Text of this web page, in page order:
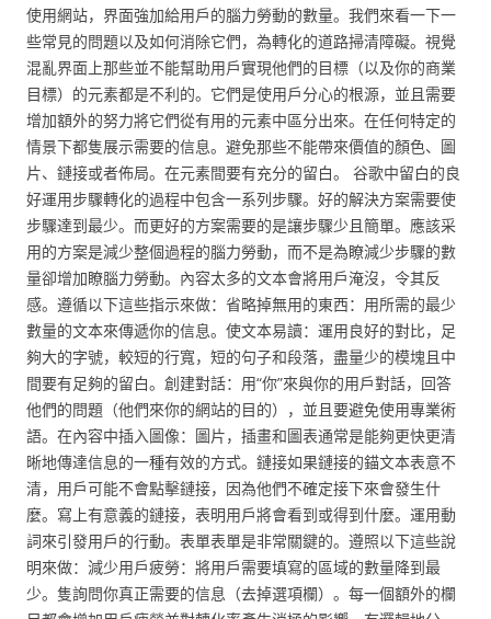
使用網站，界面強加給用戶的腦力勞動的數量。我們來看一下一
些常見的問題以及如何消除它們，為轉化的道路掃清障礙。視覺
混亂界面上那些並不能幫助用戶實現他們的目標（以及你的商業
目標）的元素都是不利的。它們是使用戶分心的根源，並且需要
增加額外的努力將它們從有用的元素中區分出來。在任何特定的
情景下都隻展示需要的信息。避免那些不能帶來價值的顏色、圖
片、鏈接或者佈局。在元素間要有充分的留白。 谷歌中留白的良
好運用步驟轉化的過程中包含一系列步驟。好的解決方案需要使
步驟達到最少。而更好的方案需要的是讓步驟少且簡單。應該采
用的方案是減少整個過程的腦力勞動，而不是為瞭減少步驟的數
量卻增加瞭腦力勞動。內容太多的文本會將用戶淹沒，令其反
感。遵循以下這些指示來做：省略掉無用的東西：用所需的最少
數量的文本來傳遞你的信息。使文本易讀：運用良好的對比，足
夠大的字號，較短的行寬，短的句子和段落，盡量少的模塊且中
間要有足夠的留白。創建對話：用“你”來與你的用戶對話，回答
他們的問題（他們來你的網站的目的），並且要避免使用專業術
語。在內容中插入圖像：圖片，插畫和圖表通常是能夠更快更清
晰地傳達信息的一種有效的方式。鏈接如果鏈接的錨文本表意不
清，用戶可能不會點擊鏈接，因為他們不確定接下來會發生什
麼。寫上有意義的鏈接，表明用戶將會看到或得到什麼。運用動
詞來引發用戶的行動。表單表單是非常關鍵的。遵照以下這些說
明來做：減少用戶疲勞：將用戶需要填寫的區域的數量降到最
少。隻詢問你真正需要的信息（去掉選項欄）。每一個額外的欄